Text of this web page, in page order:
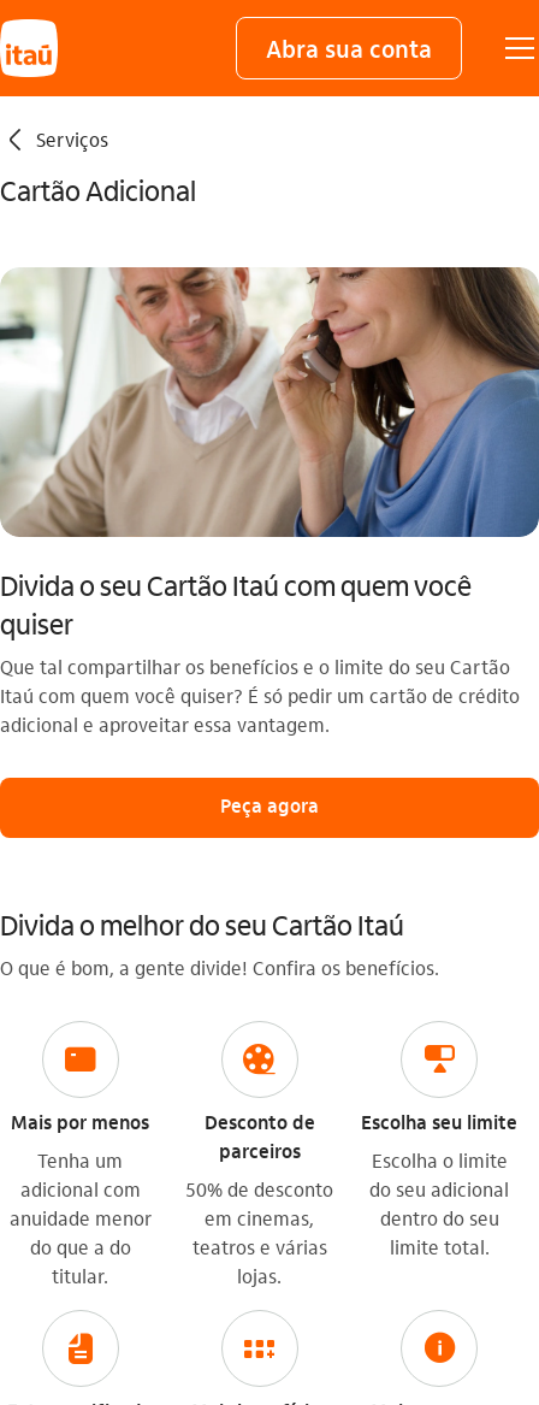
Abra sua conta
seta_esquerda Serviços
Cartão Adicional
Divida o seu Cartão Itaú com quem você
quiser
Que tal compartilhar os benefícios e o limite do seu Cartão
Itaú com quem você quiser? É só pedir um cartão de crédito
adicional e aproveitar essa vantagem.
Peça agora
Divida o melhor do seu Cartão Itaú
O que é bom, a gente divide! Confira os benefícios.
icon-itaufonts_cartao icon
Mais por menos
Tenha um
adicional com
anuidade menor
do que a do
titular.
icon-itaufonts_50_cinema icon
Desconto de
parceiros
50% de desconto
em cinemas,
teatros e várias
lojas.
icon-itaufonts_limites icon
Escolha seu limite
Escolha o limite
do seu adicional
dentro do seu
limite total.
icon-itaufonts_fatura icon icon-itaufonts_programa_de_pontos icon icon-itaufonts_seg_informacao icon